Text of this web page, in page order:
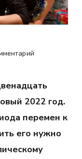
к
встречать
Новый
год
2022
2022 год.
перемен к
его нужно